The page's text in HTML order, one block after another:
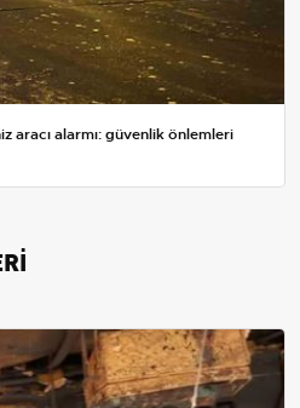
aracı alarmı: güvenlik önlemleri